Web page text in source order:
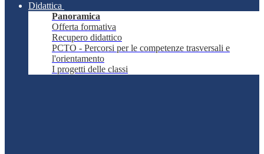
Didattica
Panoramica
Offerta formativa
Recupero didattico
PCTO - Percorsi per le competenze trasversali e
l'orientamento
I progetti delle classi